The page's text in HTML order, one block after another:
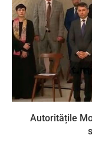
Autoritățile